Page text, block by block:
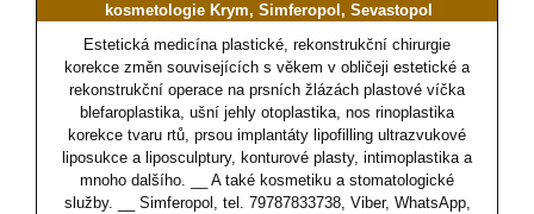
kosmetologie Krym, Simferopol, Sevastopol
Estetická medicína plastické, rekonstrukční chirurgie
korekce změn souvisejících s věkem v obličeji estetické a
rekonstrukční operace na prsních žlázách plastové víčka
blefaroplastika, ušní jehly otoplastika, nos rinoplastika
korekce tvaru rtů, prsou implantáty lipofilling ultrazvukové
liposukce a liposculptury, konturové plasty, intimoplastika a
mnoho dalšího. __ A také kosmetiku a stomatologické
služby. __ Simferopol, tel. 79787833738, Viber, WhatsApp,